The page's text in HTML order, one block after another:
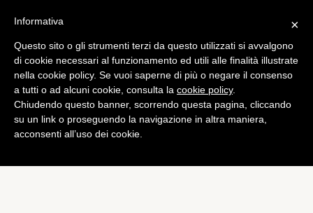
Tech
Lumia 920: pregi e difetti
della ricarica Wireless
di Alessandro Moretti
×
Informativa
Questo sito o gli strumenti terzi da questo utilizzati si avvalgono
di cookie necessari al funzionamento ed utili alle finalità illustrate
nella cookie policy. Se vuoi saperne di più o negare il consenso
a tutti o ad alcuni cookie, consulta la cookie policy.
Chiudendo questo banner, scorrendo questa pagina, cliccando
su un link o proseguendo la navigazione in altra maniera,
acconsenti all’uso dei cookie.